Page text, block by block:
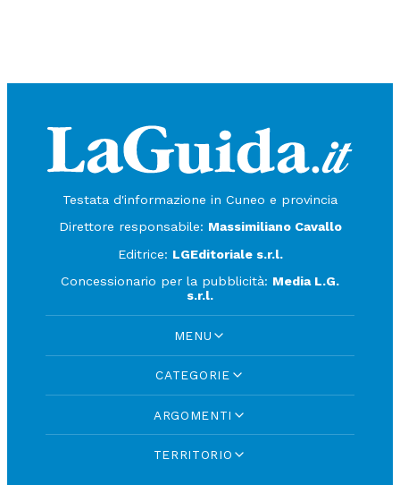
Testata d'informazione in Cuneo e provincia
Direttore responsabile: Massimiliano Cavallo
Editrice: LGEditoriale s.r.l.
Concessionario per la pubblicità: Media L.G.
s.r.l.
MENU
CATEGORIE
ARGOMENTI
TERRITORIO